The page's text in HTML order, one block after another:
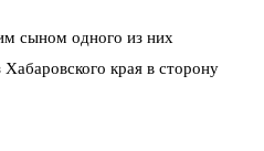
сыном одного из них
Хабаровского края в сторону